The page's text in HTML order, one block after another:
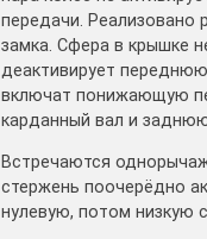
передачи.
замка. Сфера в крышке
деактивирует
включат понижающую
карданный вал и
Встречаются
стержень поочерёдно
нулевую, потом низкую